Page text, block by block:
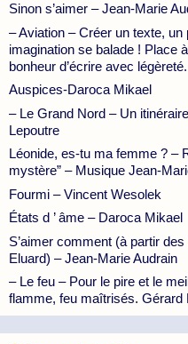
Sinon s’aimer – Jean-Marie
– Aviation – Créer un texte,
imagination se balade ! Place
bonheur d’écrire avec
Auspices-Daroca Mikael
– Le Grand Nord – Un
Lepoutre
Léonide, es-tu ma femme ? –
mystère” – Musique Jean-
Fourmi – Vincent Wesolek
États d ’ âme – Daroca Mikael
S’aimer comment (à partir des
Eluard) – Jean-Marie Audrain
– Le feu – Pour le pire et le
flamme, feu maîtrisés. Gérard